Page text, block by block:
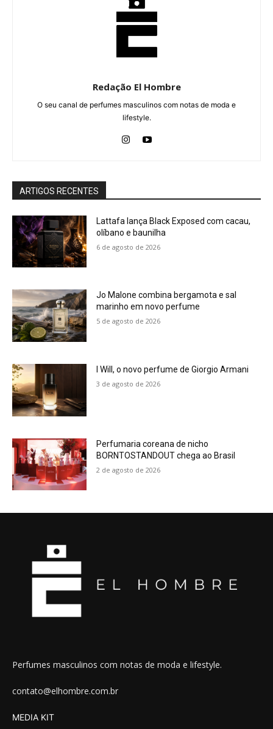
Redação El Hombre
O seu canal de perfumes masculinos com notas de moda e
lifestyle.
ARTIGOS RECENTES
Lattafa lança Black Exposed com cacau,
olíbano e baunilha
6 de agosto de 2026
Jo Malone combina bergamota e sal
marinho em novo perfume
5 de agosto de 2026
I Will, o novo perfume de Giorgio Armani
3 de agosto de 2026
Perfumaria coreana de nicho
BORNTOSTANDOUT chega ao Brasil
2 de agosto de 2026
Perfumes masculinos com notas de moda e lifestyle.
contato@elhombre.com.br
MEDIA KIT